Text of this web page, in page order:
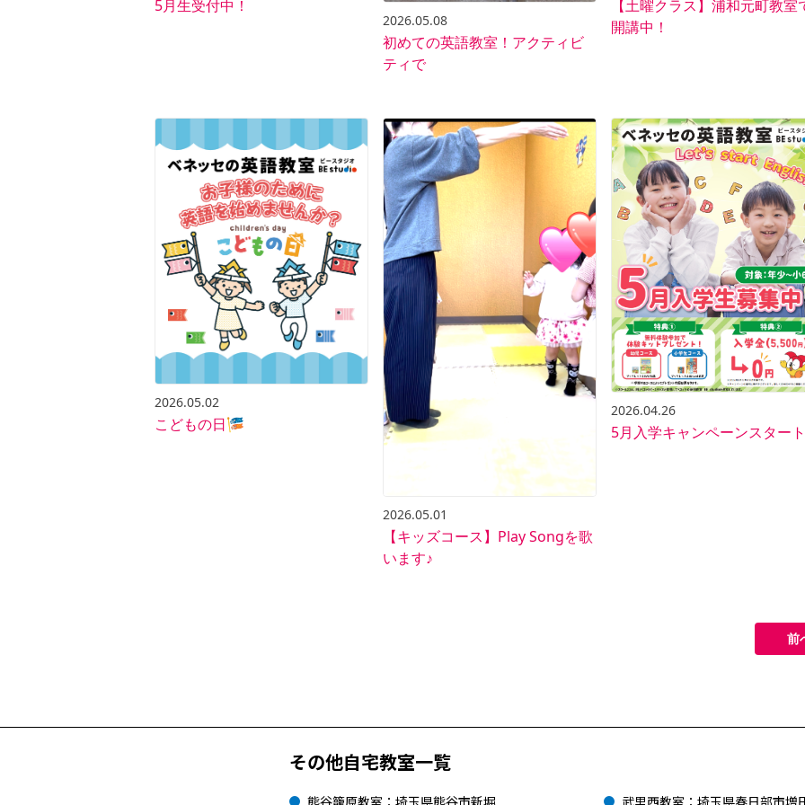
5月生受付中！
2026.05.08
初めての英語教室！アクティビ
ティで
【土曜クラス】浦和元町教室
開講中！
2026.05.02
こどもの日🎏
2026.05.01
【キッズコース】Play Songを歌
います♪
2026.04.26
5月入学キャンペーンスター
前
その他自宅教室一覧
熊谷籠原教室：埼玉県熊谷市新堀 武里西教室：埼玉県春日部市増